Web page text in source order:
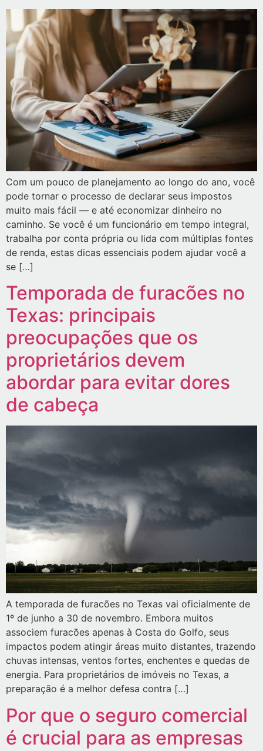
Com um pouco de planejamento ao longo do ano, você
pode tornar o processo de declarar seus impostos
muito mais fácil — e até economizar dinheiro no
caminho. Se você é um funcionário em tempo integral,
trabalha por conta própria ou lida com múltiplas fontes
de renda, estas dicas essenciais podem ajudar você a
se […]
Temporada de furacões no
Texas: principais
preocupações que os
proprietários devem
abordar para evitar dores
de cabeça
A temporada de furacões no Texas vai oficialmente de
1º de junho a 30 de novembro. Embora muitos
associem furacões apenas à Costa do Golfo, seus
impactos podem atingir áreas muito distantes, trazendo
chuvas intensas, ventos fortes, enchentes e quedas de
energia. Para proprietários de imóveis no Texas, a
preparação é a melhor defesa contra […]
Por que o seguro comercial
é crucial para as empresas